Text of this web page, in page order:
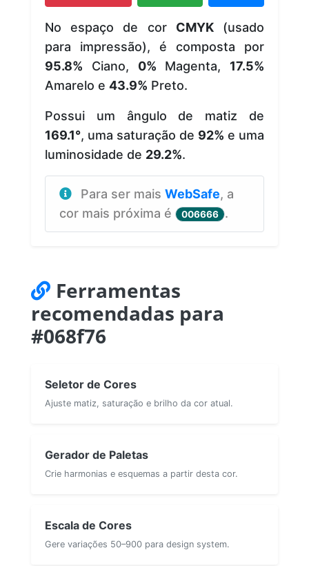
No espaço de cor CMYK(usado
para impressão), é composta por
95.8% Ciano, 0% Magenta, 17.5%
Amarelo e 43.9% Preto.
Possui um ângulo de matiz de
169.1°, uma saturação de 92% e uma
luminosidade de 29.2%.
Para ser mais WebSafe, a
cor mais próxima é
006666 .
Ferramentas
recomendadas para
#068f76
Seletor de Cores
Ajuste matiz, saturação e brilho da cor atual.
Gerador de Paletas
Crie harmonias e esquemas a partir desta cor.
Escala de Cores
Gere variações 50–900 para design system.